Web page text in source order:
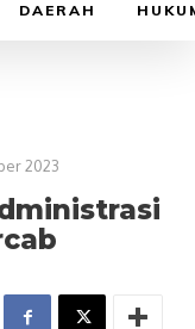
DAERAH
2023